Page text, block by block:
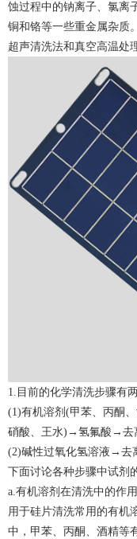
蚀过程中的钠离子、氯离
铜和铬等一些重金属杂质
超声清洗法和真空高温处
1.目前的化学清洗步骤有两
(1)有机溶剂(甲苯、丙酮
硝酸、王水)→氢氟酸→去
(2)碱性过氧化氢溶液→
下面讨论各种步骤中试剂
a.有机溶剂在清洗中的作用
用于硅片清洗常用的有机
中，甲苯、丙酮、酒精等